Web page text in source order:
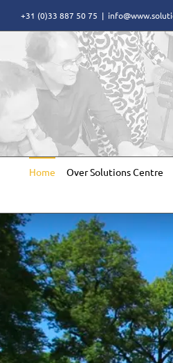
content
+31 (0)33 887 50 75 |
Home Over Solutions Centre